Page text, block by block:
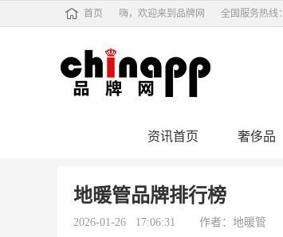
首页 嗨，欢迎来到品牌网 全国服务热线：
资讯首页 奢侈品
地暖管品牌排行榜
2026-01-26 17:06:31 作者：地暖管